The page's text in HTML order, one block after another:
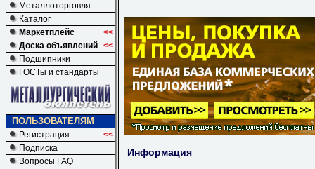
Металлоторговля
Каталог
Маркетплейс
<<
Доска объявлений <<
Подшипники
ГОСТы и стандарты
ПОЛЬЗОВАТЕЛЯМ
Регистрация
<<
Подписка
Вопросы FAQ
Информация